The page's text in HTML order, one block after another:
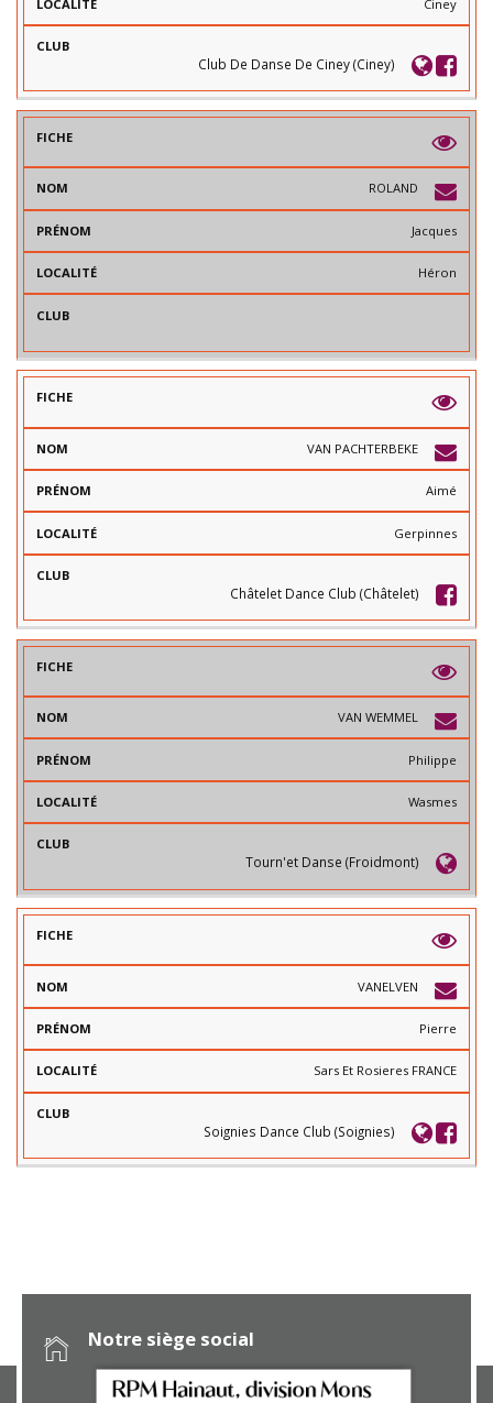
Ciney
Club De Danse De Ciney (Ciney)
ROLAND
Jacques
Héron
VAN PACHTERBEKE
Aimé
Gerpinnes
Châtelet Dance Club (Châtelet)
VAN WEMMEL
Philippe
Wasmes
Tourn'et Danse (Froidmont)
VANELVEN
Pierre
Sars Et Rosieres FRANCE
Soignies Dance Club (Soignies)
Notre siège social